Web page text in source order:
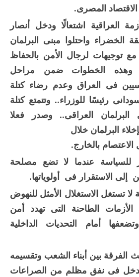
المصرى.
العراقية اشتعالًا ودخل أنصار
الخضراء واحتلوا مبنى البرلمان
توجيهات لرجال الأمن بالحفاظ
وهذه الخطوات ضمن مراحل
فى العراق وعدم رضاء كتلة
رئيسًا للوزراء.. وتتمتع كتلة
البرلمان العراقى.. وصدر فعلا
البرلمان خلال
للسياسة عندما لا تضع مصلحة
الاستقرار فى أولوياتها.
تستغل الاستغلال الأمثل للنهوض
الطاحنة التى تهدد أمن
أمام التحديات الداخلية
بين أبناء الشعب وتقسيمه
فى نفق مظلم من الصراعات